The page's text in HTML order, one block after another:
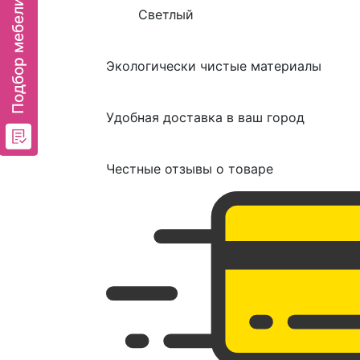
Светлый
Экологически чистые материалы
Удобная доставка в ваш город
Честные отзывы о товаре